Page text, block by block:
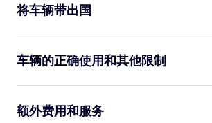
将车辆带出国
车辆的正确使用和其他限制
额外费用和服务